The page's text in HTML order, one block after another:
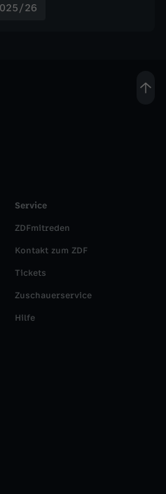
26
Service
ZDFmitreden
Kontakt zum ZDF
Tickets
Zuschauerservice
Hilfe